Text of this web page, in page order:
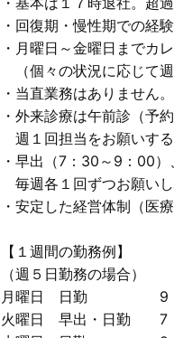
・回復期・慢性期での経
・月曜日～金曜日までカ
（個々の状況に応じて週
・当直業務はありません。
・外来診療は午前診（予約
週１回担当をお願いする
・早出（7：30～9：00
毎週各１回ずつお願いし
・安定した経営体制（医
【１週間の勤務例】
（週５日勤務の場合）
月曜日 日勤 9：00～
火曜日 早出・日勤 7